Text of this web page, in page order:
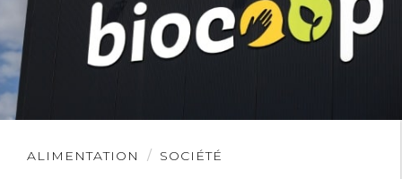
ALIMENTATION SOCIÉTÉ
Lire